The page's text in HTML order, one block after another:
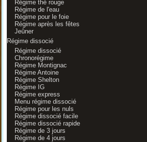
Régime thé rouge
Régime de l'eau
Régime pour le foie
Régime après les fêtes
Jeûner
Régime dissocié
Régime dissocié
Chronorégime
Régime Montignac
Régime Antoine
Régime Shelton
Régime IG
Régime express
Menu régime dissocié
Régime pour les nuls
Régime dissocié facile
Régime dissocié rapide
Régime de 3 jours
Régime de 4 jours